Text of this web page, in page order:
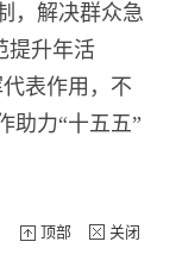
，解决群众急
提升年活
表作用，不
助力“十五五”
顶部 关闭